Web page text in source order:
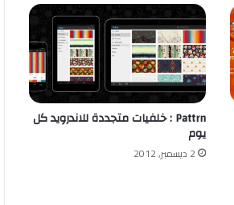
Pattrn : خلفيات متجددة للاندرويد كل
يوم
2 ديسمبر, 2012